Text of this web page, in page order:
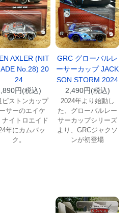
AXLER (NIT
No.28) 20
24
円(税込)
ピストンカップ
サーのエイケ
ナイトロエイド
年にカムバッ
ク。
GRC グローバルレ
ーサーカップ JACK
SON STORM 2024
2,490円(税込)
2024年より始動し
た、グローバルレー
サーカップシリーズ
より、GRCジャクソ
ンが初登場